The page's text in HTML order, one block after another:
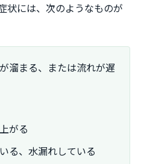
状には、次のようなものが
溜まる、または流れが遅
がる
る、水漏れしている